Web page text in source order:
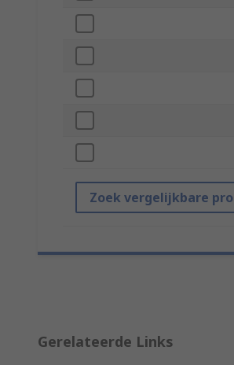
Zoek vergelijkbare
Gerelateerde Links